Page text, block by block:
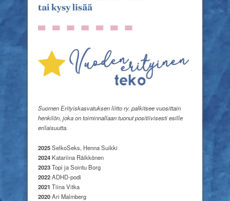
Suomen Erityiskasvatuksen liitto ry. palkitsee vuosittain
henkilön, joka on toiminnallaan tuonut positiivisesti esille
erilaisuutta.
2025SelkoSeks, Henna Suikki
2024 Katariina Räikkönen
2023Topi ja Sointu Borg
2022ADHD-podi
2021 Tiina Vitka
2020Ari Malmberg